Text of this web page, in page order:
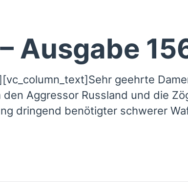
Ausgabe
geehrte
Aggressor Russland und die
dringend benötigter schwerer